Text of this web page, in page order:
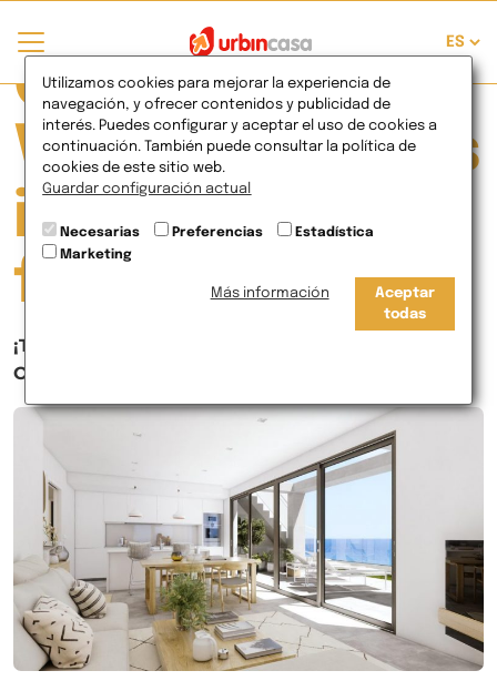
Currently
Viewing Posts
in Hogares
felices
¡Te ayudamos a amueblar tu nueva vivienda!
Oferta especial para clientes de Urbincasa
Utilizamos cookies para mejorar la experiencia de
navegación, y ofrecer contenidos y publicidad de
interés. Puedes configurar y aceptar el uso de cookies a
continuación. También puede consultar la política de
cookies de este sitio web.
Guardar configuración actual
Necesarias Preferencias
Estadística
Marketing
Más información
Aceptar
todas